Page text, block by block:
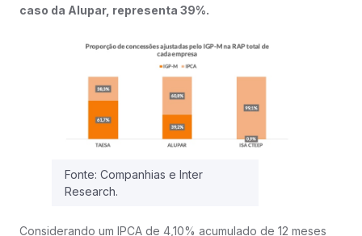
caso da Alupar, representa 39%.
Fonte: Companhias e Inter
Research.
Considerando um IPCA de 4,10% acumulado de 12 meses